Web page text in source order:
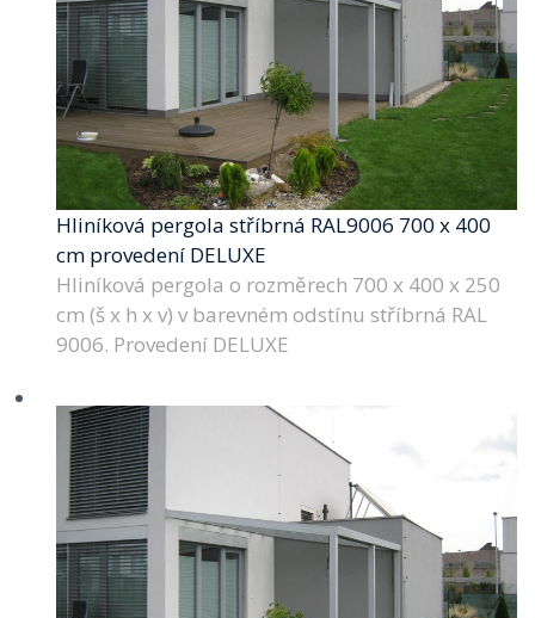
Hliníková pergola stříbrná RAL9006 700 x 400
cm provedení DELUXE
Hliníková pergola o rozměrech 700 x 400 x 250
cm (š x h x v) v barevném odstínu stříbrná RAL
9006. Provedení DELUXE